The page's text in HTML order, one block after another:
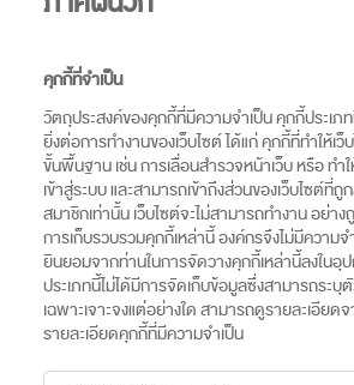
คุกกี้ที่จำเป็น
วัตถุประสงค์ของคุกกี้ที่มีความจำเป็น คุกกี้ประเภ
ยิ่งต่อการทำงานของเว็บไซต์ ได้แก่ คุกกี้ที่ทำให้เ
ขั้นพื้นฐาน เช่น การเลื่อนสำรวจหน้าเว็บ หรือ ทำ
เข้าสู่ระบบ และสามารถเข้าถึงส่วนของเว็บไซต์ที่ถู
สมาชิกเท่านั้น เว็บไซต์จะไม่สามารถทำงาน อย่า
การเก็บรวบรวมคุกกี้เหล่านี้ องค์กรจึงไม่มีความ
ยินยอมจากท่านในการจัดวางคุกกี้เหล่านี้ลงใน
ประเภทนี้ไม่ได้มีการจัดเก็บข้อมูลซึ่งสามารถระบุ
เฉพาะเจาะจงแต่อย่างใด สามารถดูรายละเอีย
รายละเอียดคุกกี้ที่มีความจำเป็น